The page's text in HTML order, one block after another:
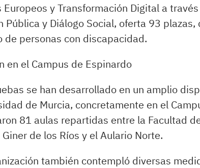
Europeos y Transformación Digital a
Pública y Diálogo Social, oferta 93
de personas con discapacidad.
en el Campus de Espinardo
se han desarrollado en un amplio
de Murcia, concretamente en el
81 aulas repartidas entre la Facultad
de los Ríos y el Aulario Norte.
también contempló diversas